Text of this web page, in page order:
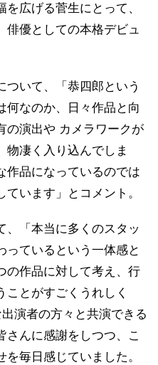
広げる菅生にとって、
俳優としての本格デビュ
ついて、「恭四郎という
何なのか、日々作品と向
の演出や カメラワークが
物凄く入り込んでしま
作品になっているのでは
います」とコメント。
、「本当に多くのスタッ
っているという一体感と
の作品に対して考え、行
とがすごくうれしく
演者の方々と共演できる
さんに感謝をしつつ、こ
毎日感じていました。